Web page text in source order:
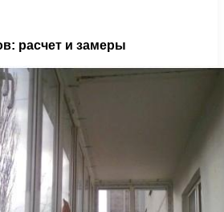
расчет и замеры